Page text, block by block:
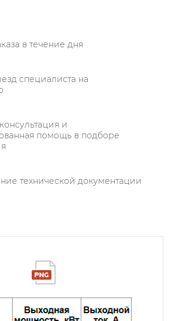
в течение дня
специалиста на
и
помощь в подборе
технической документации